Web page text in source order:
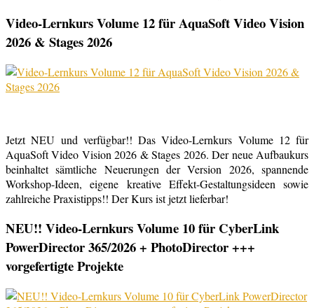
Video-Lernkurs Volume 12 für AquaSoft Video Vision
2026 & Stages 2026
Jetzt NEU und verfügbar!! Das Video-Lernkurs Volume 12 für
AquaSoft Video Vision 2026 & Stages 2026. Der neue Aufbaukurs
beinhaltet sämtliche Neuerungen der Version 2026, spannende
Workshop-Ideen, eigene kreative Effekt-Gestaltungsideen sowie
zahlreiche Praxistipps!! Der Kurs ist jetzt lieferbar!
NEU!! Video-Lernkurs Volume 10 für CyberLink
PowerDirector 365/2026 + PhotoDirector +++
vorgefertigte Projekte